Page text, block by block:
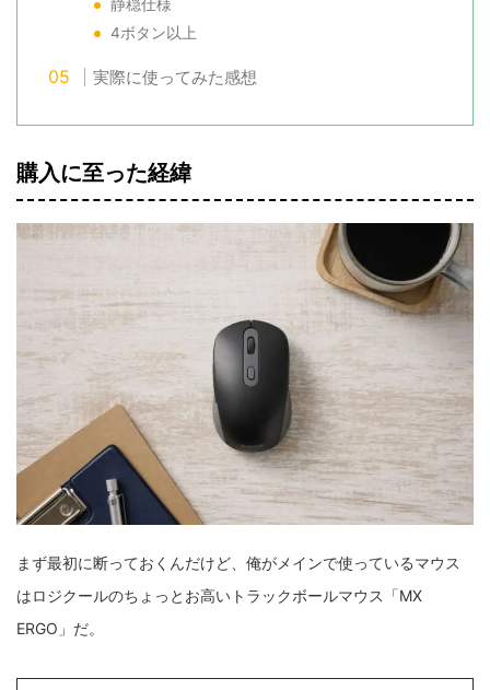
静穏仕様
4ボタン以上
実際に使ってみた感想
購入に至った経緯
まず最初に断っておくんだけど、俺がメインで使っているマウス
はロジクールのちょっとお高いトラックボールマウス「MX
ERGO」だ。